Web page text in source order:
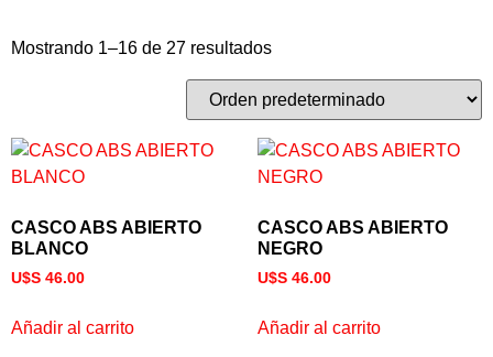
Mostrando 1–16 de 27 resultados
CASCO ABS ABIERTO
BLANCO
U$S 46.00
Añadir al carrito
CASCO ABS ABIERTO
NEGRO
U$S 46.00
Añadir al carrito